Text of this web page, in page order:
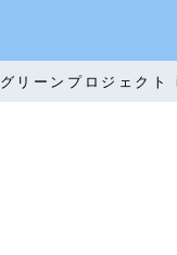
グリーンプロジェクト